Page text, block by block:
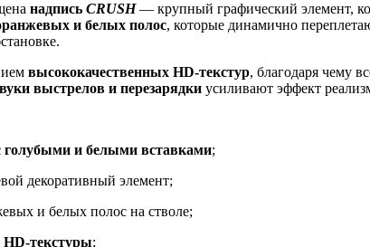
надпись CRUSH— крупный графический элемент,
и белых полос, которые динамично
высококачественных HD-текстур, благодаря чему
выстрелов и перезарядки усиливают эффект
голубыми и белыми вставками;
декоративный элемент;
и белых полос на стволе;
текстуры;